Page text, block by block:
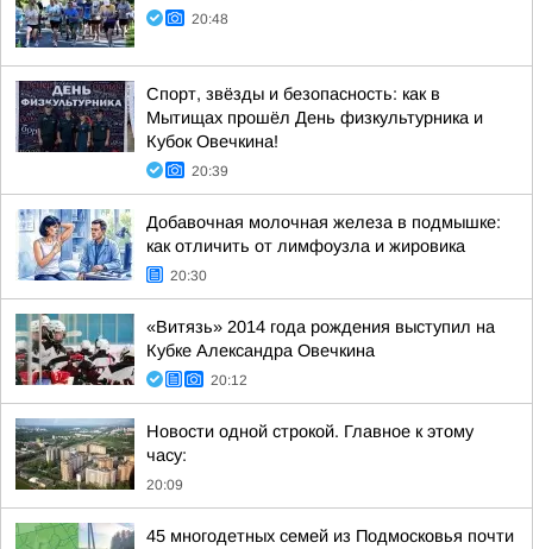
20:48
Спорт, звёзды и безопасность: как в
Мытищах прошёл День физкультурника и
Кубок Овечкина!
20:39
Добавочная молочная железа в подмышке:
как отличить от лимфоузла и жировика
20:30
«Витязь» 2014 года рождения выступил на
Кубке Александра Овечкина
20:12
Новости одной строкой. Главное к этому
часу:
20:09
45 многодетных семей из Подмосковья почти